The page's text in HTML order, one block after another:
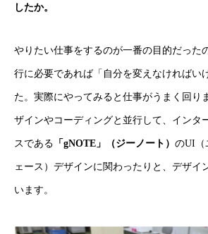
したか。
やりたい仕事をするのが一番の目的だった
行に必要であれば「自分を変えなければい
た。実際にやってみると仕事がうまく回り
ザインやコーディングと並行して、インタ
スである 「gNOTE」（ジーノート） のUI（
ェース）デザインに関わったりと、デザイ
います。